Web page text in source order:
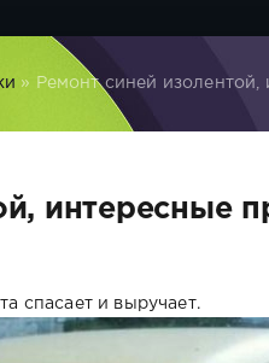
» Ремонт синей
интересные
спасает и выручает.